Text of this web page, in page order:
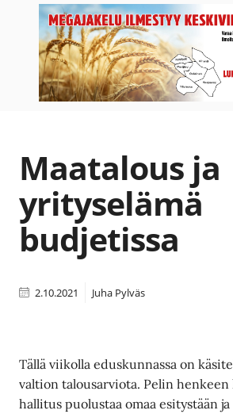
Maatalous ja
yrityselämä
budjetissa
2.10.2021 Juha Pylväs
Tällä viikolla eduskunnassa on
valtion talousarviota. Pelin
hallitus puolustaa omaa esitystään